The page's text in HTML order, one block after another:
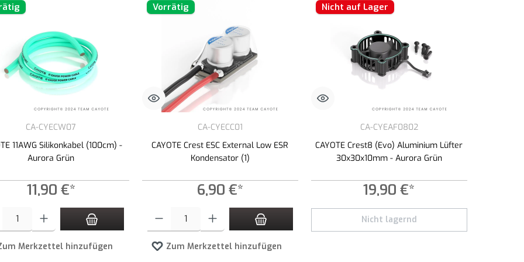
CA-CYECW07
11AWG Silikonkabel (100cm) -
Aurora Grün
11,90 €*
Anzahl: Gib den gewünschten Wert ein oder benutze die Schaltflächen um die Anzahl zu erhöhen oder zu reduzieren.
Merkzettel hinzufügen
Vorrätig
CA-CYECC01
CAYOTE Crest ESC External Low ESR
Kondensator (1)
6,90 €*
Produkt Anzahl: Gib den gewünschten Wert ein oder benutze die Schaltflächen um die Anzahl zu erhöhen oder zu
Zum Merkzettel hinzufügen
Nicht auf Lager
CA-CYEAF0802
CAYOTE Crest8 (Evo) Aluminium Lüfter
30x30x10mm - Aurora Grün
19,90 €*
Nicht lagernd